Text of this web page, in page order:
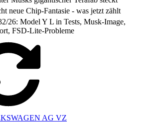
neue Chip-Fantasie - was jetzt zählt
26: Model Y L in Tests, Musk-Image,
FSD-Lite-Probleme
AG VZ